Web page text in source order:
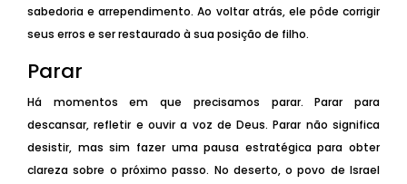
sabedoria e arrependimento. Ao voltar atrás, ele pôde corrigir
seus erros e ser restaurado à sua posição de filho.
Parar
Há momentos em que precisamos parar. Parar para
descansar, refletir e ouvir a voz de Deus. Parar não significa
desistir, mas sim fazer uma pausa estratégica para obter
clareza sobre o próximo passo. No deserto, o povo de Israel